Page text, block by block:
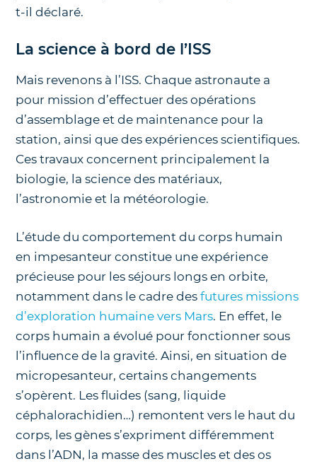
t-il déclaré.
La science à bord de l’ISS
Mais revenons à l’ISS. Chaque astronaute a
pour mission d’effectuer des opérations
d’assemblage et de maintenance pour la
station, ainsi que des expériences scientifiques.
Ces travaux concernent principalement la
biologie, la science des matériaux,
l’astronomie et la météorologie.
L’étude du comportement du corps humain
en impesanteur constitue une expérience
précieuse pour les séjours longs en orbite,
notamment dans le cadre desfutures missions
d’exploration humaine vers Mars. En effet, le
corps humain a évolué pour fonctionner sous
l’influence de la gravité. Ainsi, en situation de
micropesanteur, certains changements
s’opèrent. Les fluides (sang, liquide
céphalorachidien…) remontent vers le haut du
corps, les gènes s’expriment différemment
dans l’ADN, la masse des muscles et des os